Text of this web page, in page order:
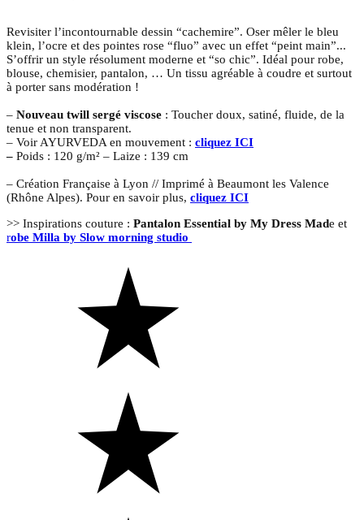
Revisiter l’incontournable dessin “cachemire”. Oser mêler le bleu
klein, l’ocre et des pointes rose “fluo” avec un effet “peint main”...
S’offrir un style résolument moderne et “so chic”. Idéal pour robe,
blouse, chemisier, pantalon, … Un tissu agréable à coudre et surtout
à porter sans modération !
– Nouveau twill sergé viscose : Toucher doux, satiné, fluide, de la
tenue et non transparent.
– Voir AYURVEDA en mouvement : cliquez ICI
– Poids : 120 g/m² – Laize : 139 cm
– Création Française à Lyon // Imprimé à Beaumont les Valence
(Rhône Alpes). Pour en savoir plus, cliquez ICI
>> Inspirations couture : Pantalon Essential by My Dress Made et
robe Milla by Slow morning studio